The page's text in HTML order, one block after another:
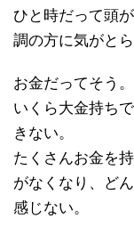
ひと時だって頭
調の方に気がと
お金だってそう。
いくら大金持ち
きない。
たくさんお金を
がなくなり、ど
感じない。